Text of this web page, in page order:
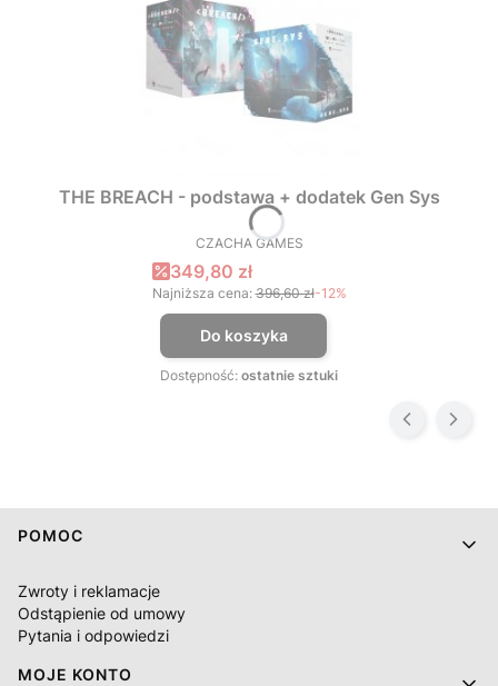
THE BREACH - podstawa + dodatek Gen Sys
PRODUCENT
CZACHA GAMES
Cena promocyjna
349,80 zł
Najniższa cena: 396,60 zł-12%
Do koszyka
Dostępność: ostatnie sztuki
Linki w stopce
POMOC
Zwroty i reklamacje
Odstąpienie od umowy
Pytania i odpowiedzi
MOJE KONTO